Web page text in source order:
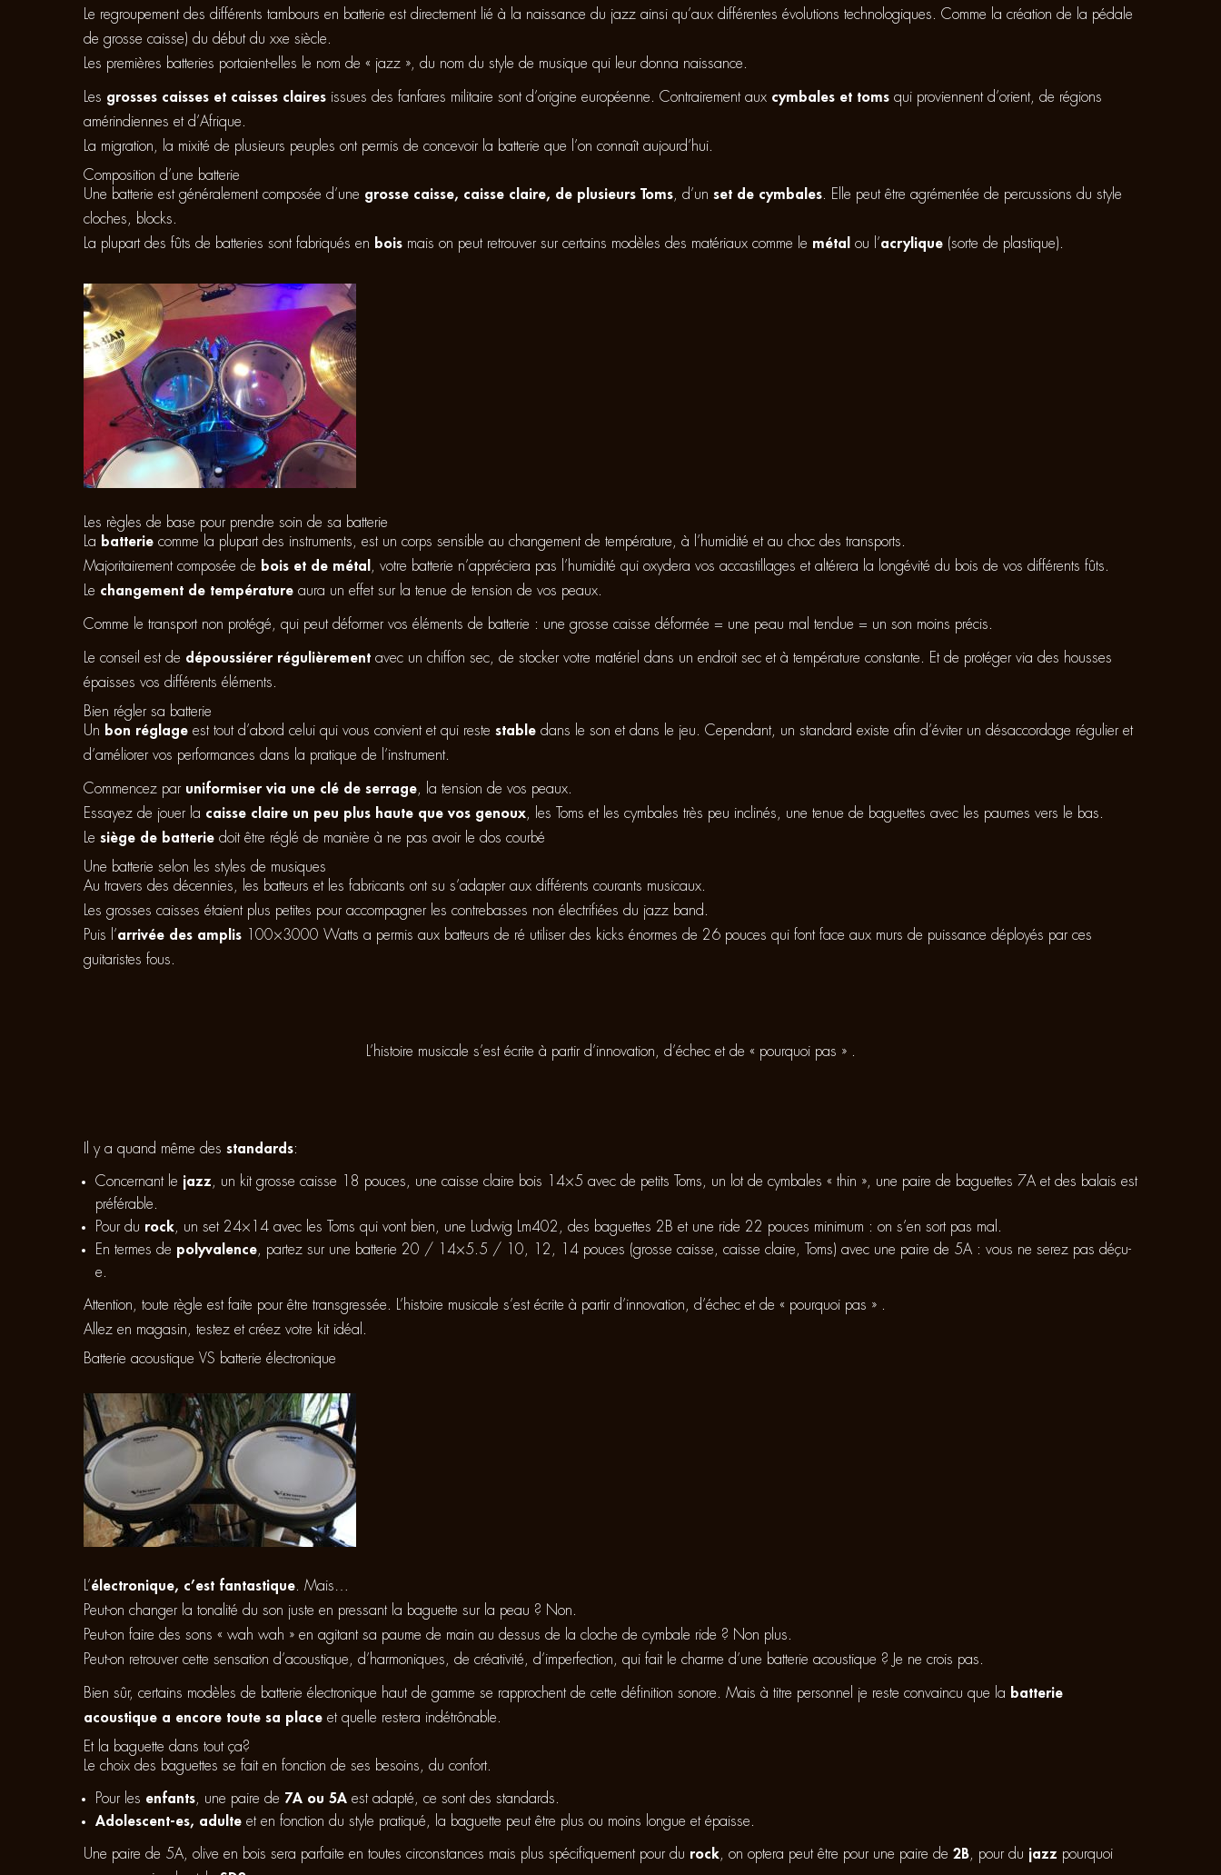
Le regroupement des différents tambours en batterie est directement lié à la naissance du jazz ainsi qu’aux différentes évolutions technologiques. Comme la création de la pédale
de grosse caisse) du début du xxe siècle.
Les premières batteries portaient-elles le nom de « jazz », du nom du style de musique qui leur donna naissance.
Les grosses caisses et caisses claires issues des fanfares militaire sont d’origine européenne. Contrairement aux cymbales et toms qui proviennent d’orient, de régions
amérindiennes et d’Afrique.
La migration, la mixité de plusieurs peuples ont permis de concevoir la batterie que l’on connaît aujourd’hui.
Composition d’une batterie
Une batterie est généralement composée d’une grosse caisse, caisse claire, de plusieurs Toms , d’un set de cymbales . Elle peut être agrémentée de percussions du style
cloches, blocks.
La plupart des fûts de batteries sont fabriqués en bois mais on peut retrouver sur certains modèles des matériaux comme le métal ou l’acrylique (sorte de plastique).
Les règles de base pour prendre soin de sa batterie
La batterie comme la plupart des instruments, est un corps sensible au changement de température, à l’humidité et au choc des transports.
Majoritairement composée de bois et de métal
, votre batterie n’appréciera pas l’humidité qui oxydera vos accastillages et altérera la longévité du bois de vos différents fûts.
Le changement de température aura un effet sur la tenue de tension de vos peaux.
Comme le transport non protégé, qui peut déformer vos éléments de batterie : une grosse caisse déformée = une peau mal tendue = un son moins précis.
Le conseil est de dépoussiérer régulièrement avec un chiffon sec, de stocker votre matériel dans un endroit sec et à température constante. Et de protéger via des housses
épaisses vos différents éléments.
Bien régler sa batterie
Un bon réglage est tout d’abord celui qui vous convient et qui reste stable dans le son et dans le jeu. Cependant, un standard existe afin d’éviter un désaccordage régulier et
d’améliorer vos performances dans la pratique de l’instrument.
Commencez par uniformiser via une clé de serrage , la tension de vos peaux.
Essayez de jouer la caisse claire un peu plus haute que vos genoux , les Toms et les cymbales très peu inclinés, une tenue de baguettes avec les paumes vers le bas.
Le siège de batterie doit être réglé de manière à ne pas avoir le dos courbé
Une batterie selon les styles de musiques
Au travers des décennies, les batteurs et les fabricants ont su s’adapter aux différents courants musicaux.
Les grosses caisses étaient plus petites pour accompagner les contrebasses non électrifiées du jazz band.
Puis l’arrivée des amplis
100×3000 Watts a permis aux batteurs de ré utiliser des kicks énormes de 26 pouces qui font face aux murs de puissance déployés par ces
guitaristes fous.
L’histoire musicale s’est écrite à partir d’innovation, d’échec et de « pourquoi pas » .
Il y a quand même des standards:
Concernant le jazz , un kit grosse caisse 18 pouces, une caisse claire bois 14×5 avec de petits Toms, un lot de cymbales « thin », une paire de baguettes 7A et des balais est
préférable.
Pour du rock, un set 24×14 avec les Toms qui vont bien, une Ludwig Lm402, des baguettes 2B et une ride 22 pouces minimum : on s’en sort pas mal.
En termes de polyvalence, partez sur une batterie 20 / 14×5.5 / 10, 12, 14 pouces (grosse caisse, caisse claire, Toms) avec une paire de 5A : vous ne serez pas déçu-
e.
Attention, toute règle est faite pour être transgressée. L’histoire musicale s’est écrite à partir d’innovation, d’échec et de « pourquoi pas » .
Allez en magasin, testez et créez votre kit idéal.
Batterie acoustique VS batterie électronique
L’électronique, c’est fantastique . Mais…
Peut-on changer la tonalité du son juste en pressant la baguette sur la peau ? Non.
Peut-on faire des sons « wah wah » en agitant sa paume de main au dessus de la cloche de cymbale ride ? Non plus.
Peut-on retrouver cette sensation d’acoustique, d’harmoniques, de créativité, d’imperfection, qui fait le charme d’une batterie acoustique ? Je ne crois pas.
Bien sûr, certains modèles de batterie électronique haut de gamme se rapprochent de cette définition sonore. Mais à titre personnel je reste convaincu que la batterie
acoustique a encore toute sa place et quelle restera indétrônable.
Et la baguette dans tout ça?
Le choix des baguettes se fait en fonction de ses besoins, du confort.
Pour les enfants, une paire de 7A ou 5A est adapté, ce sont des standards.
Adolescent-es, adulte et en fonction du style pratiqué, la baguette peut être plus ou moins longue et épaisse.
Une paire de 5A, olive en bois sera parfaite en toutes circonstances mais plus spécifiquement pour du rock , on optera peut être pour une paire de 2B , pour du jazz pourquoi